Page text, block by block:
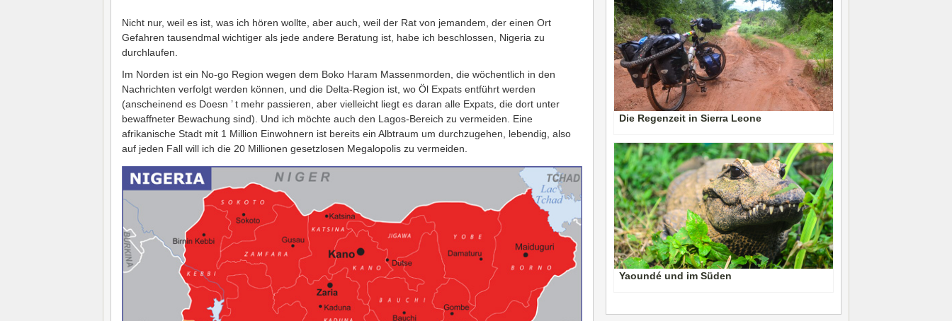
Nicht nur, weil es ist, was ich hören wollte, aber auch, weil der Rat von jemandem, der einen Ort
Gefahren tausendmal wichtiger als jede andere Beratung ist, habe ich beschlossen, Nigeria zu
durchlaufen.
Im Norden ist ein No-go Region wegen dem Boko Haram Massenmorden, die wöchentlich in den
Nachrichten verfolgt werden können, und die Delta-Region ist, wo Öl Expats entführt werden
(anscheinend es Doesn ’ t mehr passieren, aber vielleicht liegt es daran alle Expats, die dort unter
bewaffneter Bewachung sind). Und ich möchte auch den Lagos-Bereich zu vermeiden. Eine
afrikanische Stadt mit 1 Million Einwohnern ist bereits ein Albtraum um durchzugehen, lebendig, also
auf jeden Fall will ich die 20 Millionen gesetzlosen Megalopolis zu vermeiden.
Die Regenzeit in Sierra Leone
Yaoundé und im Süden